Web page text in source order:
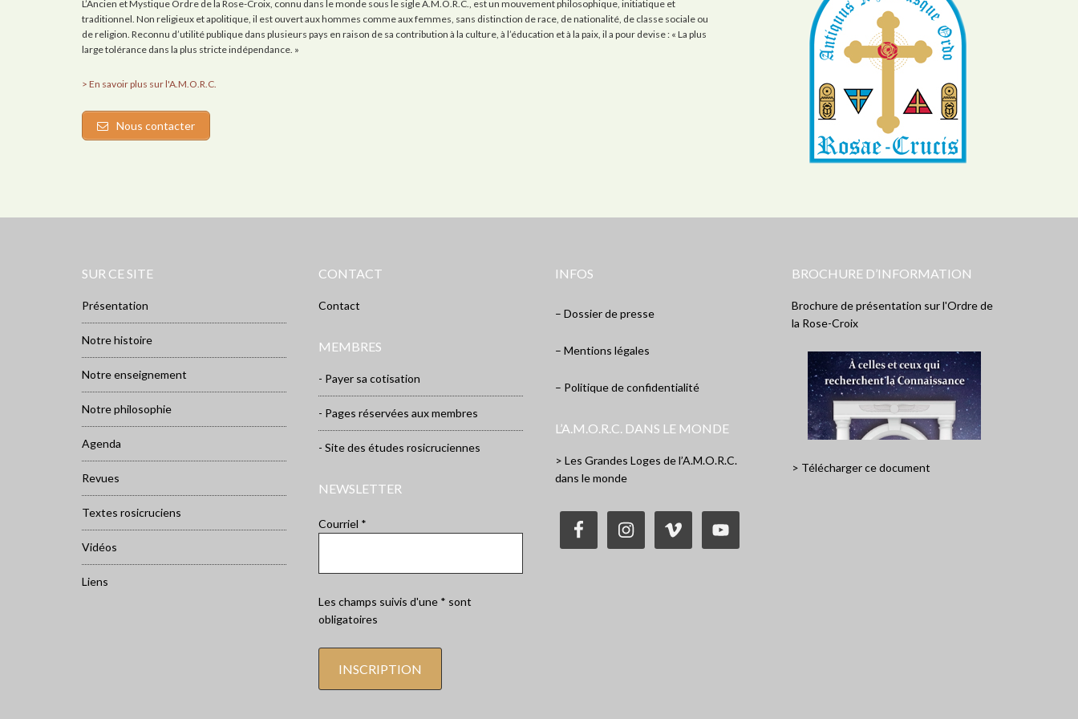
L’Ancien et Mystique Ordre de la Rose-Croix, connu dans le monde sous le sigle A.M.O.R.C., est un mouvement philosophique, initiatique et
traditionnel. Non religieux et apolitique, il est ouvert aux hommes comme aux femmes, sans distinction de race, de nationalité, de classe sociale ou
de religion. Reconnu d’utilité publique dans plusieurs pays en raison de sa contribution à la culture, à l’éducation et à la paix, il a pour devise : « La plus
large tolérance dans la plus stricte indépendance. »
> En savoir plus sur l'A.M.O.R.C.
Nous contacter
SUR CE SITE
Présentation
Notre histoire
Notre enseignement
Notre philosophie
Agenda
Revues
Textes rosicruciens
Vidéos
Liens
CONTACT
Contact
MEMBRES
- Payer sa cotisation
- Pages réservées aux membres
- Site des études rosicruciennes
NEWSLETTER
Courriel *
Les champs suivis d'une * sont
obligatoires
INFOS
– Dossier de presse
– Mentions légales
– Politique de confidentialité
L’A.M.O.R.C. DANS LE MONDE
> Les Grandes Loges de l’A.M.O.R.C.
dans le monde
BROCHURE D’INFORMATION
Brochure de présentation sur l'Ordre de
la Rose-Croix
> Télécharger ce document